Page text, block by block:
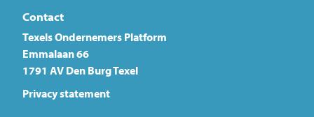
Contact
Texels Ondernemers Platform
Emmalaan 66
1791 AV Den Burg Texel
Privacy statement